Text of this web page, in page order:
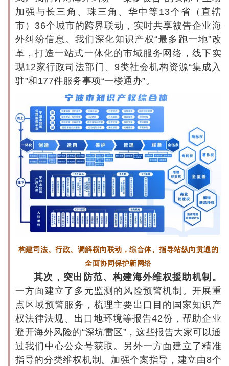
加强与长三角、珠三角、华中等13个省（直辖
市）36个城市的跨界联动，实时共享被告企业海
外纠纷信息。我们深化知识产权“最多跑一地”改
革，打造一站式一体化的市域服务网络，线下实
现12家行政司法部门、9类社会机构资源“集成入
驻”和177件服务事项“一楼通办”。
构建司法、行政、调解横向联动，综合体、指导站纵向贯通的
全面协同保护新网络
其次，突出防范、构建海外维权援助机制。
一方面建立了多元监测的风险预警机制。开展重
点区域预警服务，梳理主要出口目的国家知识产
权法律法规、出口地环境等报告42份，帮助企业
避开海外风险的“深坑雷区”，这些报告大家可以通
过我们中心公众号获取。另外一方面建立了精准
指导的分类维权机制。加强个案指导，建立由8个